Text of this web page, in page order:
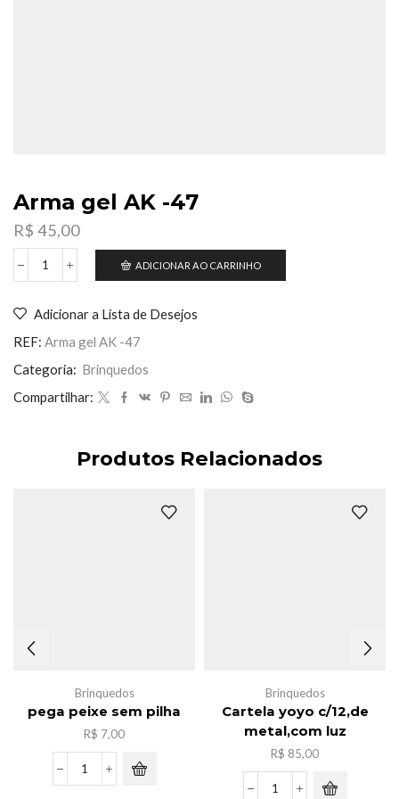
Arma gel AK -47
R$ 45,00
Arma
-47
quantidade
ADICIONAR AO CARRINHO
Adicionar a Lista de Desejos
REF: Arma gel AK -47
Categoria: Brinquedos
Compartilhar:
Produtos Relacionados
Brinquedos
pega peixe sem pilha
R$ 7,00
pega
Brinquedos
Cartela yoyo c/12,de
metal,com luz
R$ 85,00
Cartela